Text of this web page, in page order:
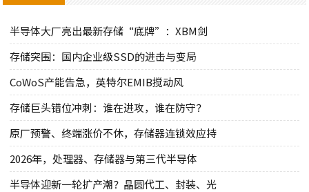
半导体大厂亮出最新存储“底牌”：XBM剑
存储突围：国内企业级SSD的进击与变局
CoWoS产能告急，英特尔EMIB搅动风
存储巨头错位冲刺：谁在进攻，谁在防守？
原厂预警、终端涨价不休，存储器连锁效应持
2026年，处理器、存储器与第三代半导体
半导体迎新一轮扩产潮？晶圆代工、封装、光